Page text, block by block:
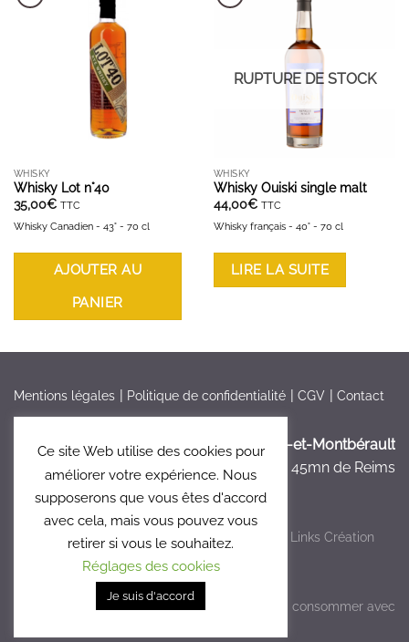
AJOUTER À LA LISTE D'ENVIES
WHISKY
Whisky Lot n°40
35,00€ TTC
Whisky Canadien - 43° - 70 cl
AJOUTER AU
PANIER
AJOUTER À LA LISTE D'ENVIES
RUPTURE DE STOCK
WHISKY
Whisky Ouiski single malt
44,00€ TTC
Whisky français - 40° - 70 cl
LIRE LA SUITE
Mentions légales Politique de confidentialité CGV Contact
France > Aisne >Bruyères-et-Montbérault
à 5mn de Laon, à 45mn de Reims
Copyright 2026 © Le Clos 47 - Réalisé par Links Création
Graphique
L'abus d'alcool est dangereux pour la santé, à consommer avec
Ce site Web utilise des cookies pour
améliorer votre expérience. Nous
supposerons que vous êtes d'accord
avec cela, mais vous pouvez vous
retirer si vous le souhaitez.
Réglages des cookies
Je suis d'accord